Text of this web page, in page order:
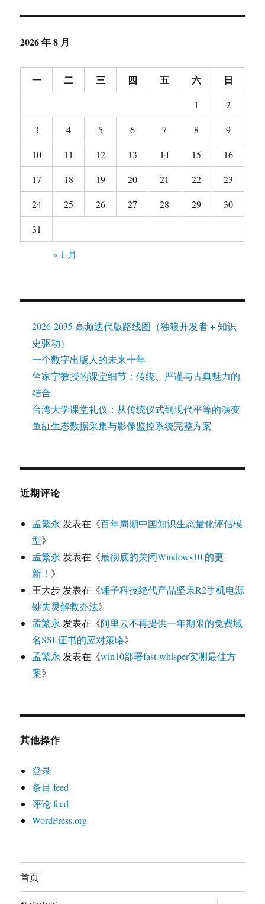
2026 年 8 月
一 二 三 四 五 六 日
1
2
3
4 5 6 7 8
9
10
11 12 13 14 15
16
17
18 19 20 21 22
23
24
25 26 27 28 29
30
31
« 1 月
2026-2035 高频迭代版路线图（独狼开发者 + 知识
史驱动）
一个数字出版人的未来十年
竺家宁教授的课堂细节：传统、严谨与古典魅力的
结合
台湾大学课堂礼仪：从传统仪式到现代平等的演变
鱼缸生态数据采集与影像监控系统完整方案
近期评论
孟繁永 发表在《百年周期中国知识生态量化评估模
型》
孟繁永 发表在《最彻底的关闭Windows10 的更
新！ 》
王大步 发表在《锤子科技绝代产品坚果R2手机电源
键失灵解救办法》
孟繁永 发表在《阿里云不再提供一年期限的免费域
名SSL证书的应对策略》
孟繁永 发表在《win10部署fast-whisper实测最佳方
案》
其他操作
登录
条目 feed
评论 feed
WordPress.org
首页